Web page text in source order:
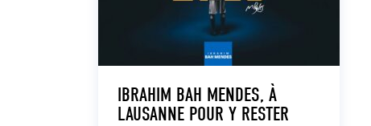
IBRAHIM BAH MENDES, À
LAUSANNE POUR Y RESTER